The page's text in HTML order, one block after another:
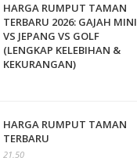
HARGA RUMPUT TAMAN
TERBARU 2026: GAJAH MINI
VS JEPANG VS GOLF
(LENGKAP KELEBIHAN &
KEKURANGAN)
HARGA RUMPUT TAMAN
TERBARU
21.50